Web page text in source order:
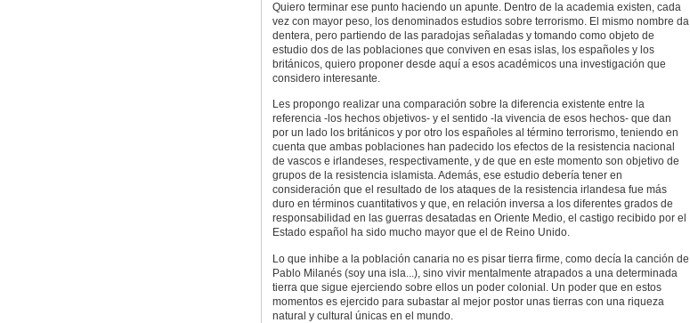
Quiero terminar ese punto haciendo un apunte. Dentro de la academia existen, cada
vez con mayor peso, los denominados estudios sobre terrorismo. El mismo nombre da
dentera, pero partiendo de las paradojas señaladas y tomando como objeto de
estudio dos de las poblaciones que conviven en esas islas, los españoles y los
británicos, quiero proponer desde aquí a esos académicos una investigación que
considero interesante.
Les propongo realizar una comparación sobre la diferencia existente entre la
referencia -los hechos objetivos- y el sentido -la vivencia de esos hechos- que dan
por un lado los británicos y por otro los españoles al término terrorismo, teniendo en
cuenta que ambas poblaciones han padecido los efectos de la resistencia nacional
de vascos e irlandeses, respectivamente, y de que en este momento son objetivo de
grupos de la resistencia islamista. Además, ese estudio debería tener en
consideración que el resultado de los ataques de la resistencia irlandesa fue más
duro en términos cuantitativos y que, en relación inversa a los diferentes grados de
responsabilidad en las guerras desatadas en Oriente Medio, el castigo recibido por el
Estado español ha sido mucho mayor que el de Reino Unido.
Lo que inhibe a la población canaria no es pisar tierra firme, como decía la canción de
Pablo Milanés (soy una isla...), sino vivir mentalmente atrapados a una determinada
tierra que sigue ejerciendo sobre ellos un poder colonial. Un poder que en estos
momentos es ejercido para subastar al mejor postor unas tierras con una riqueza
natural y cultural únicas en el mundo.